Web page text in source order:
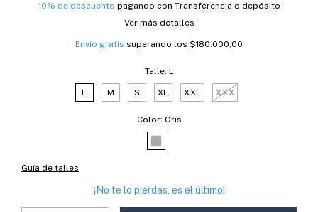
10% de descuento pagando con Transferencia o depósito
Ver más detalles
Envío gratis superando los $180.000,00
Talle: L
L M S XL XXL XXX
Color: Gris
Guía de talles
¡No te lo pierdas, es el último!